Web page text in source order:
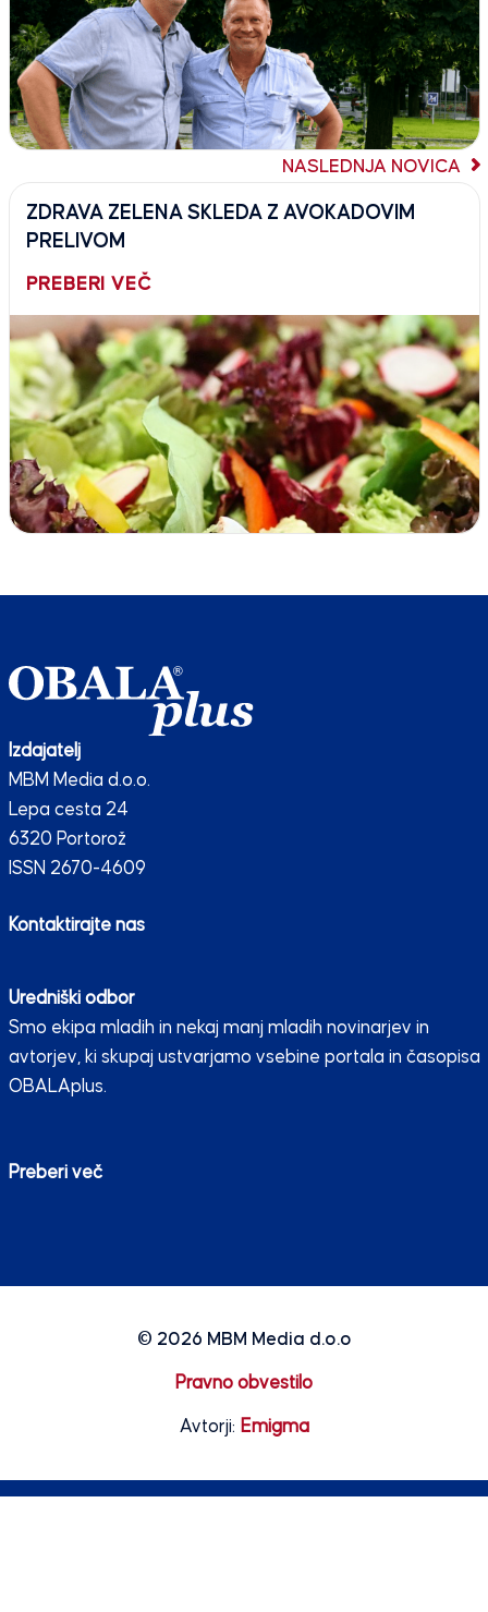
NASLEDNJA NOVICA
ZDRAVA ZELENA SKLEDA Z AVOKADOVIM
PRELIVOM
PREBERI VEČ
Izdajatelj
MBM Media d.o.o.
Lepa cesta 24
6320 Portorož
ISSN 2670-4609
Kontaktirajte nas
Uredniški odbor
Smo ekipa mladih in nekaj manj mladih novinarjev in
avtorjev, ki skupaj ustvarjamo vsebine portala in časopisa
OBALAplus.
Preberi več
© 2026 MBM Media d.o.o
Pravno obvestilo
Avtorji: Emigma